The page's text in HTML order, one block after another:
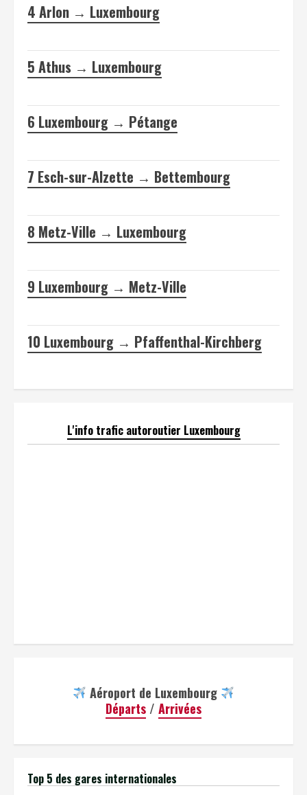
4 Arlon → Luxembourg
5 Athus → Luxembourg
6 Luxembourg → Pétange
7 Esch-sur-Alzette → Bettembourg
8 Metz-Ville → Luxembourg
9 Luxembourg → Metz-Ville
10 Luxembourg → Pfaffenthal-Kirchberg
L'info trafic autoroutier Luxembourg
Aéroport de Luxembourg
Départs / Arrivées
Top 5 des gares internationales